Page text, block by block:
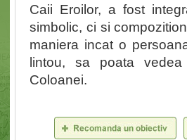
Caii Eroilor, a fost
simbolic, ci si
maniera incat o
lintou, sa poata
Coloanei.